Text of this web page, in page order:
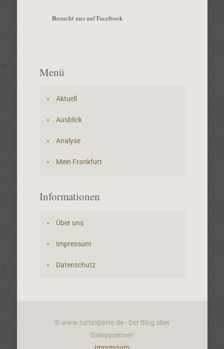
Besucht uns auf Facebook
Menü
Aktuell
Ausblick
Analyse
Mein Frankfurt
Informationen
Über uns
Impressum
Datenschutz
© www.turfexperte.de - Der Blog über
Galopprennen